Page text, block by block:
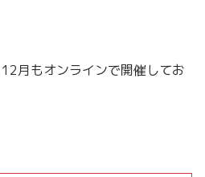
月もオンラインで開催してお